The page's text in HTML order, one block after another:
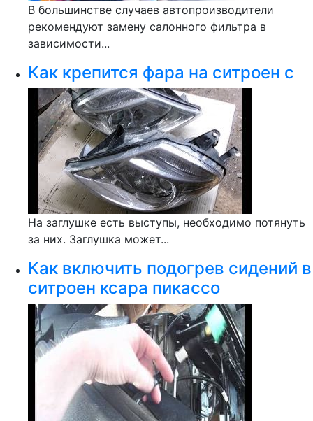
В большинстве случаев автопроизводители
рекомендуют замену салонного фильтра в
зависимости...
Как крепится фара на ситроен с
На заглушке есть выступы, необходимо потянуть
за них. Заглушка может...
Как включить подогрев сидений в
ситроен ксара пикассо